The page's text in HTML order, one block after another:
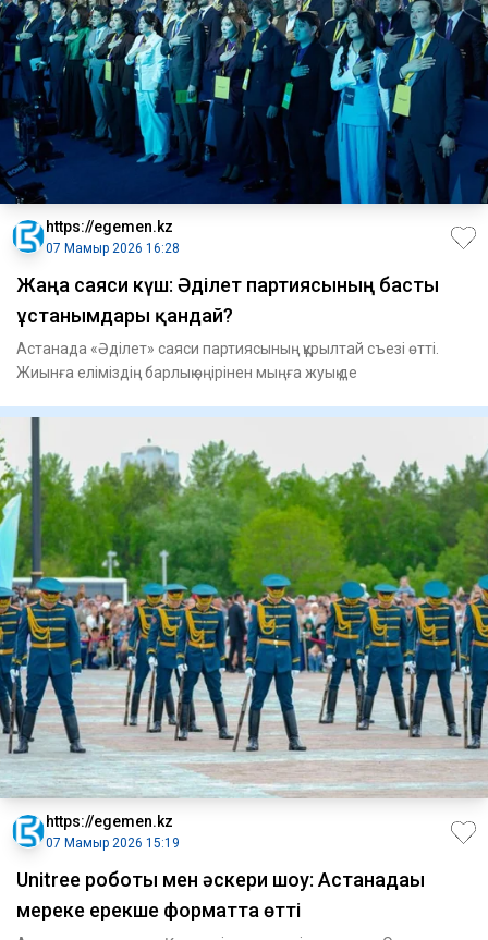
https://egemen.kz
07 Мамыр 2026 16:28
Жаңа саяси күш: Әділет партиясының басты
ұстанымдары қандай?
Астанада «Әділет» саяси партиясының құрылтай съезі өтті.
Жиынға еліміздің барлық өңірінен мыңға жуық де
https://egemen.kz
07 Мамыр 2026 15:19
Unitree роботы мен әскери шоу: Астанадағы
мереке ерекше форматта өтті